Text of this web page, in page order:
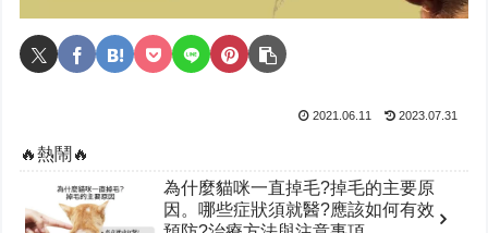
2021.06.11 2023.07.31
🔥熱鬧🔥
為什麼貓咪一直掉毛?掉毛的主要原
因。哪些症狀須就醫?應該如何有效